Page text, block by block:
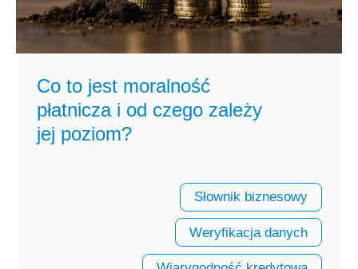
Co to jest moralność
płatnicza i od czego zależy
jej poziom?
Słownik biznesowy
Weryfikacja danych